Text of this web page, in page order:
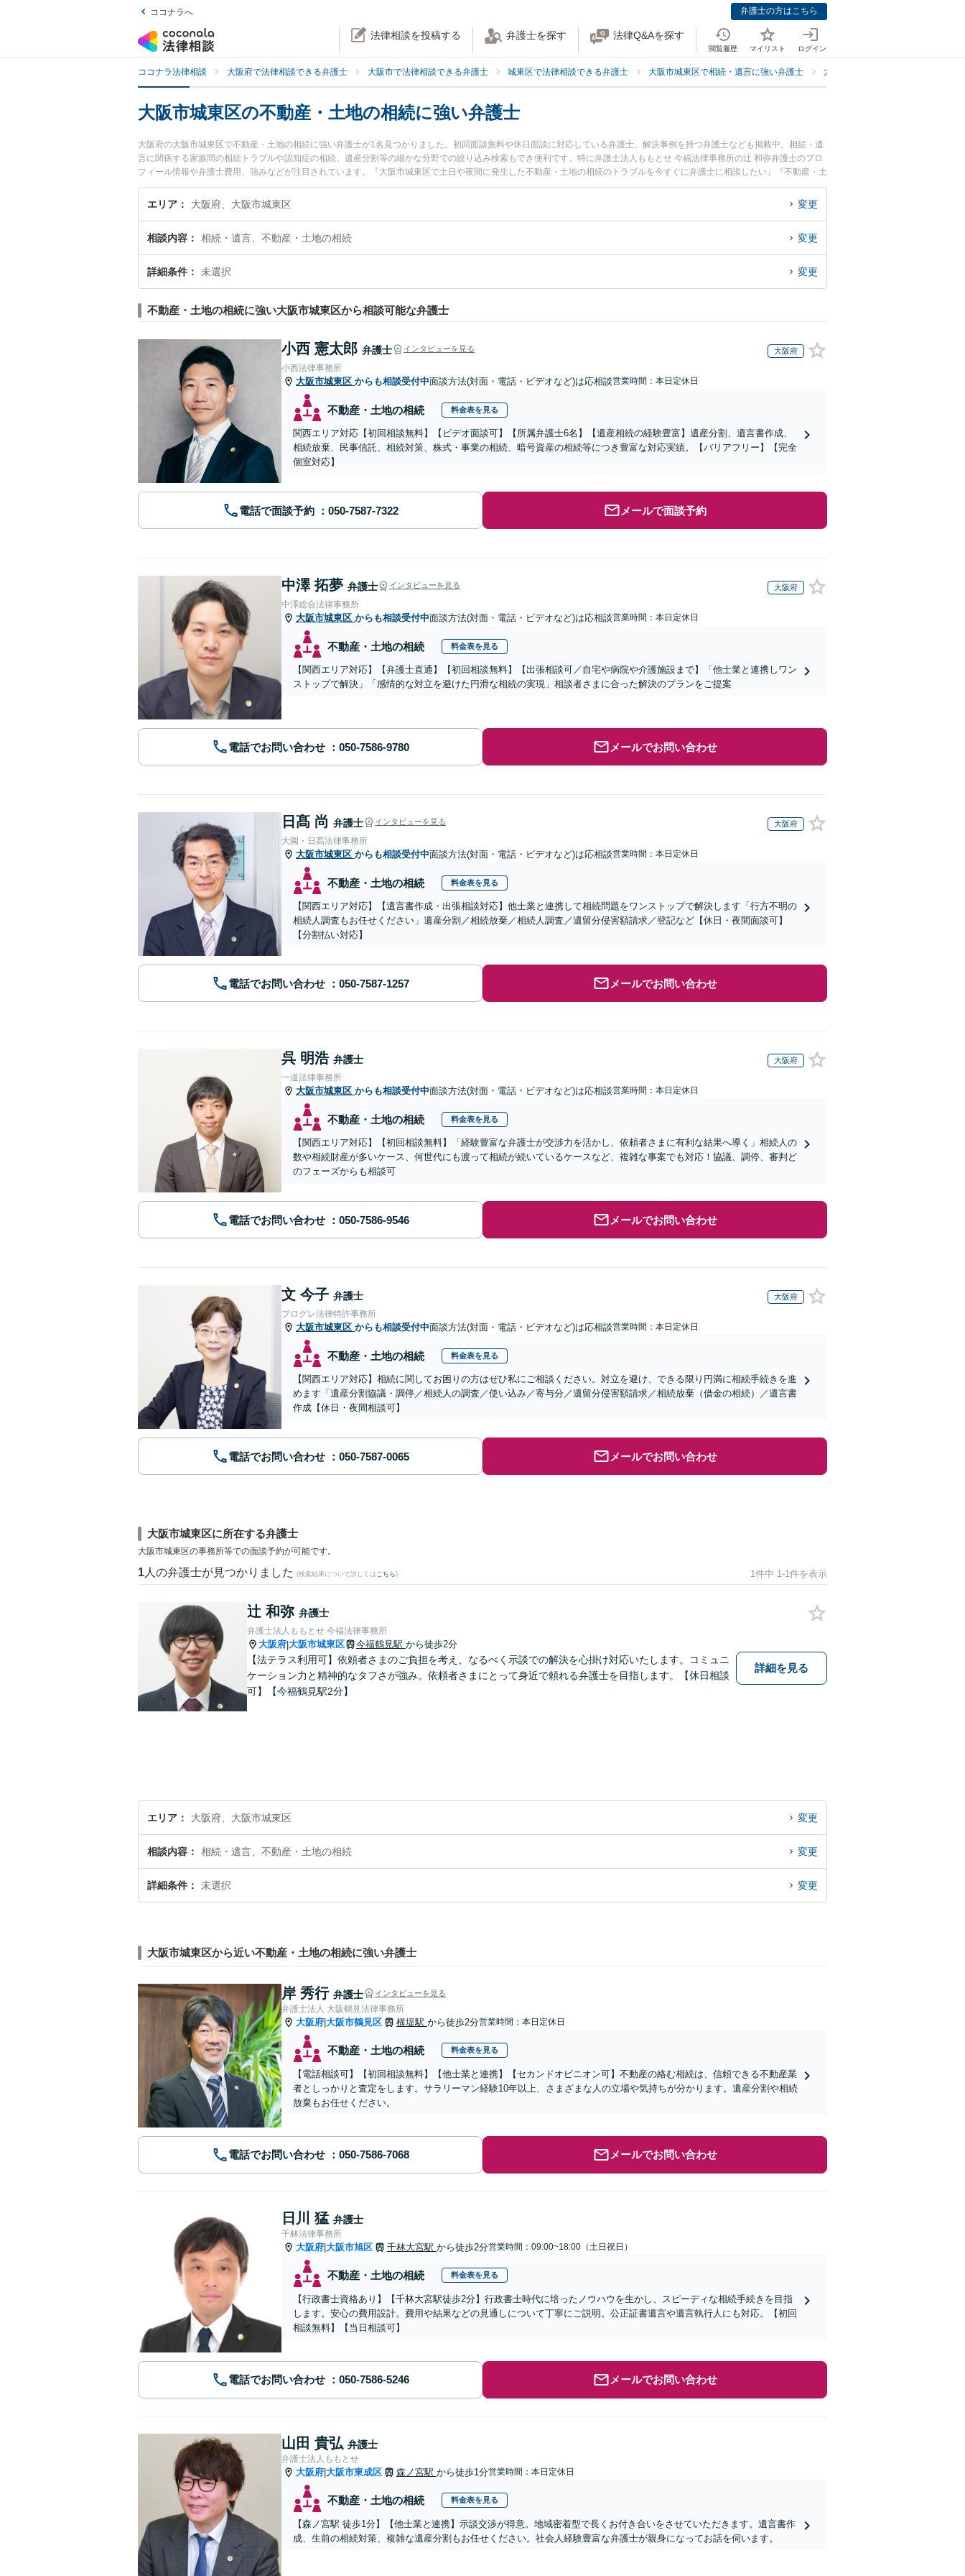
ココナラへ 弁護士の方はこちら
法律相談を投稿する 弁護士を探す 法律Q&Aを探す
閲覧履歴 マイリスト ログイン
ココナラ法律相談 大阪府で法律相談できる弁護士 大阪市で法律相談できる弁護士 城東区で法律相談できる弁護士 大阪市城東区で相続・遺言に強い弁護士 大阪市城東区で不動産・土地の相続
大阪市城東区の不動産・土地の相続に強い弁護士
大阪府の大阪市城東区で不動産・土地の相続に強い弁護士が1名見つかりました。初回面談無料や休日面談に対応している弁護士、解決事例を持つ弁護士なども掲載中。相続・遺
言に関係する家族間の相続トラブルや認知症の相続、遺産分割等の細かな分野での絞り込み検索もでき便利です。特に弁護士法人ももとせ 今福法律事務所の辻 和弥弁護士のプロ
フィール情報や弁護士費用、強みなどが注目されています。『大阪市城東区で土日や夜間に発生した不動産・土地の相続のトラブルを今すぐに弁護士に相談したい』『不動産・土
地の相続のトラブル解決の実績豊富な近くの弁護士を検索したい』『初回相談無料で不動産・土地の相続を法律相談できる大阪市城東区内の弁護士に相談予約したい』などでお困
りの相談者さんにおすすめです。
エリア 大阪府、大阪市城東区 変更
相談内容 相続・遺言、不動産・土地の相続 変更
詳細条件 未選択 変更
不動産・土地の相続に強い大阪市城東区から相談可能な弁護士
小西 憲太郎 弁護士 インタビューを見る 大阪府
小西法律事務所
大阪市城東区 からも相談受付中面談方法(対面・電話・ビデオなど)は応相談営業時間：本日定休日
不動産・土地の相続 料金表を見る
関西エリア対応【初回相談無料】【ビデオ面談可】【所属弁護士6名】【遺産相続の経験豊富】遺産分割、遺言書作成、
相続放棄、民事信託、相続対策、株式・事業の相続、暗号資産の相続等につき豊富な対応実績。【バリアフリー】【完全
個室対応】
電話で面談予約 メールで面談予約
中澤 拓夢 弁護士 インタビューを見る 大阪府
中澤総合法律事務所
大阪市城東区 からも相談受付中面談方法(対面・電話・ビデオなど)は応相談営業時間：本日定休日
不動産・土地の相続 料金表を見る
【関西エリア対応】【弁護士直通】【初回相談無料】【出張相談可／自宅や病院や介護施設まで】「他士業と連携しワン
ストップで解決」「感情的な対立を避けた円滑な相続の実現」相談者さまに合った解決のプランをご提案
電話でお問い合わせ メールでお問い合わせ
日髙 尚 弁護士 インタビューを見る 大阪府
大園・日髙法律事務所
大阪市城東区 からも相談受付中面談方法(対面・電話・ビデオなど)は応相談営業時間：本日定休日
不動産・土地の相続 料金表を見る
【関西エリア対応】【遺言書作成・出張相談対応】他士業と連携して相続問題をワンストップで解決します「行方不明の
相続人調査もお任せください」遺産分割／相続放棄／相続人調査／遺留分侵害額請求／登記など【休日・夜間面談可】
【分割払い対応】
電話でお問い合わせ メールでお問い合わせ
呉 明浩 弁護士 大阪府
一道法律事務所
大阪市城東区 からも相談受付中面談方法(対面・電話・ビデオなど)は応相談営業時間：本日定休日
不動産・土地の相続 料金表を見る
【関西エリア対応】【初回相談無料】「経験豊富な弁護士が交渉力を活かし、依頼者さまに有利な結果へ導く」相続人の
数や相続財産が多いケース、何世代にも渡って相続が続いているケースなど、複雑な事案でも対応！協議、調停、審判ど
のフェーズからも相談可
電話でお問い合わせ メールでお問い合わせ
文 今子 弁護士 大阪府
プログレ法律特許事務所
大阪市城東区 からも相談受付中面談方法(対面・電話・ビデオなど)は応相談営業時間：本日定休日
不動産・土地の相続 料金表を見る
【関西エリア対応】相続に関してお困りの方はぜひ私にご相談ください。対立を避け、できる限り円満に相続手続きを進
めます「遺産分割協議・調停／相続人の調査／使い込み／寄与分／遺留分侵害額請求／相続放棄（借金の相続）／遺言書
作成【休日・夜間相談可】
電話でお問い合わせ メールでお問い合わせ
大阪市城東区に所在する弁護士
大阪市城東区の事務所等での面談予約が可能です。
1 人の弁護士が見つかりました (検索結果について詳しくは こちら) 1件中 1-1件を表示
辻 和弥 弁護士
弁護士法人ももとせ 今福法律事務所
大阪府|大阪市城東区 今福鶴見駅 から徒歩2分
【法テラス利用可】依頼者さまのご負担を考え、なるべく示談での解決を心掛け対応いたします。コミュニ
ケーション力と精神的なタフさが強み。依頼者さまにとって身近で頼れる弁護士を目指します。【休日相談
可】【今福鶴見駅2分】
詳細を見る
エリア 大阪府、大阪市城東区 変更
相談内容 相続・遺言、不動産・土地の相続 変更
詳細条件 未選択 変更
大阪市城東区から近い不動産・土地の相続に強い弁護士
岸 秀行 弁護士 インタビューを見る
弁護士法人 大阪鶴見法律事務所
大阪府 大阪市鶴見区 横堤駅 から徒歩2分営業時間：本日定休日
不動産・土地の相続 料金表を見る
【電話相談可】【初回相談無料】【他士業と連携】【セカンドオピニオン可】不動産の絡む相続は、信頼できる不動産業
者としっかりと査定をします。サラリーマン経験10年以上、さまざまな人の立場や気持ちが分かります。遺産分割や相続
放棄もお任せください。
電話でお問い合わせ メールでお問い合わせ
日川 猛 弁護士
千林法律事務所
大阪府 大阪市旭区 千林大宮駅 から徒歩2分営業時間：09:00~18:00（土日祝日）
不動産・土地の相続 料金表を見る
【行政書士資格あり】【千林大宮駅徒歩2分】行政書士時代に培ったノウハウを生かし、スピーディな相続手続きを目指
します。安心の費用設計。費用や結果などの見通しについて丁寧にご説明。公正証書遺言や遺言執行人にも対応。【初回
相談無料】【当日相談可】
電話でお問い合わせ メールでお問い合わせ
山田 貴弘 弁護士
弁護士法人ももとせ
大阪府 大阪市東成区 森ノ宮駅 から徒歩1分営業時間：本日定休日
不動産・土地の相続 料金表を見る
【森ノ宮駅 徒歩1分】【他士業と連携】示談交渉が得意。地域密着型で長くお付き合いをさせていただきます。遺言書作
成、生前の相続対策、複雑な遺産分割もお任せください。社会人経験豊富な弁護士が親身になってお話を伺います。